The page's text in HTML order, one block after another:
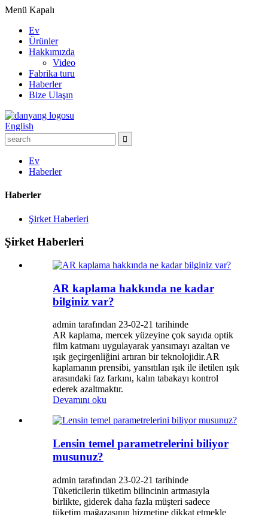
Menü Kapalı
Ev
Ürünler
Hakkımızda
Video
Fabrika turu
Haberler
Bize Ulaşın
English
Ev
Haberler
Haberler
Şirket Haberleri
Şirket Haberleri
AR kaplama hakkında ne kadar
bilginiz var?
admin tarafından 23-02-21 tarihinde
AR kaplama, mercek yüzeyine çok sayıda optik
film katmanı uygulayarak yansımayı azaltan ve
ışık geçirgenliğini artıran bir teknolojidir.AR
kaplamanın prensibi, yansıtılan ışık ile iletilen ışık
arasındaki faz farkını, kalın tabakayı kontrol
ederek azaltmaktır.
Devamını oku
Lensin temel parametrelerini biliyor
musunuz?
admin tarafından 23-02-21 tarihinde
Tüketicilerin tüketim bilincinin artmasıyla
birlikte, giderek daha fazla müşteri sadece
tüketim mağazasının hizmetine dikkat etmekle